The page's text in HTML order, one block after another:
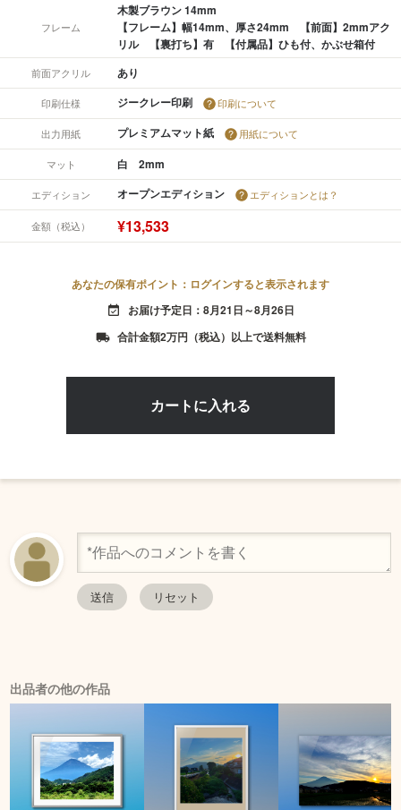
フレーム
木製ブラウン 14mm
【フレーム】幅14mm、厚さ24mm 【前面】2mmアク
リル 【裏打ち】有 【付属品】ひも付、かぶせ箱付
前面アクリル あり
印刷仕様 ジークレー印刷 印刷について
出力用紙 プレミアムマット紙 用紙について
マット 白 2mm
エディション オープンエディション エディションとは？
金額（税込） ¥13,533
あなたの保有ポイント：ログインすると表示されます
event_available お届け予定日：8月21日～8月26日
local_shipping 合計金額2万円（税込）以上で送料無料
出品者の他の作品